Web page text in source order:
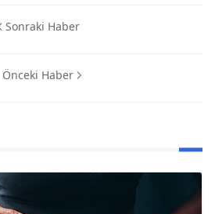
Sonraki Haber
Önceki Haber